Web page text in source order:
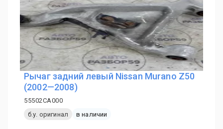
Рычаг задний левый Nissan Murano Z50
(2002—2008)
55502CA000
б.у. оригинал
в наличии